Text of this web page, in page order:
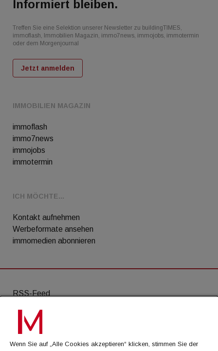
IMMOBILIEN MAGAZIN
immoflash
immo7news
immojobs
immotermin
ICH MÖCHTE...
Kontakt aufnehmen
Werbeformate ansehen
immomedien abonnieren
Informiert bleiben.
Treffen Sie eine Selektion unserer Newsletter zu buildingTIMES,
immoflash, Immobilien Magazin, immo7news, immojobs, immotermin
oder dem Morgenjournal
Jetzt anmelden
RSS-Feed
AGB
Datenschutz
Kontakt
Wenn Sie auf „Alle Cookies akzeptieren“ klicken, stimmen Sie der